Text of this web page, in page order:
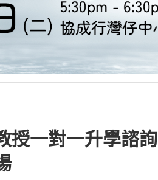
授一對一升學諮詢